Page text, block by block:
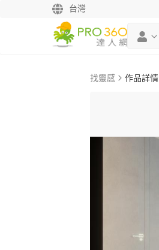
台灣
找靈感 作品詳情